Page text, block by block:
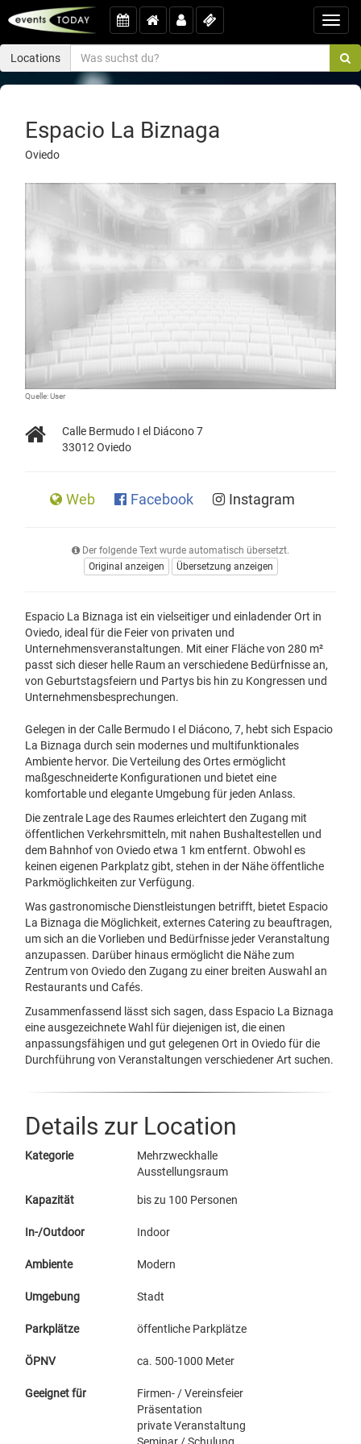
Locations
Espacio La Biznaga
Oviedo
Quelle: User
Calle Bermudo I el Diácono 7
33012 Oviedo
Web Facebook Instagram
Der folgende Text wurde automatisch übersetzt.
Original anzeigen
Übersetzung anzeigen
Espacio La Biznaga ist ein vielseitiger und einladender Ort in
Oviedo, ideal für die Feier von privaten und
Unternehmensveranstaltungen. Mit einer Fläche von 280 m²
passt sich dieser helle Raum an verschiedene Bedürfnisse an,
von Geburtstagsfeiern und Partys bis hin zu Kongressen und
Unternehmensbesprechungen.
Gelegen in der Calle Bermudo I el Diácono, 7, hebt sich Espacio
La Biznaga durch sein modernes und multifunktionales
Ambiente hervor. Die Verteilung des Ortes ermöglicht
maßgeschneiderte Konfigurationen und bietet eine
komfortable und elegante Umgebung für jeden Anlass.
Die zentrale Lage des Raumes erleichtert den Zugang mit
öffentlichen Verkehrsmitteln, mit nahen Bushaltestellen und
dem Bahnhof von Oviedo etwa 1 km entfernt. Obwohl es
keinen eigenen Parkplatz gibt, stehen in der Nähe öffentliche
Parkmöglichkeiten zur Verfügung.
Was gastronomische Dienstleistungen betrifft, bietet Espacio
La Biznaga die Möglichkeit, externes Catering zu beauftragen,
um sich an die Vorlieben und Bedürfnisse jeder Veranstaltung
anzupassen. Darüber hinaus ermöglicht die Nähe zum
Zentrum von Oviedo den Zugang zu einer breiten Auswahl an
Restaurants und Cafés.
Zusammenfassend lässt sich sagen, dass Espacio La Biznaga
eine ausgezeichnete Wahl für diejenigen ist, die einen
anpassungsfähigen und gut gelegenen Ort in Oviedo für die
Durchführung von Veranstaltungen verschiedener Art suchen.
Details zur Location
Kategorie
Mehrzweckhalle
Ausstellungsraum
Kapazität bis zu 100 Personen
In-/Outdoor Indoor
Ambiente Modern
Umgebung Stadt
Parkplätze öffentliche Parkplätze
ÖPNV ca. 500-1000 Meter
Geeignet für
Firmen- / Vereinsfeier
Präsentation
private Veranstaltung